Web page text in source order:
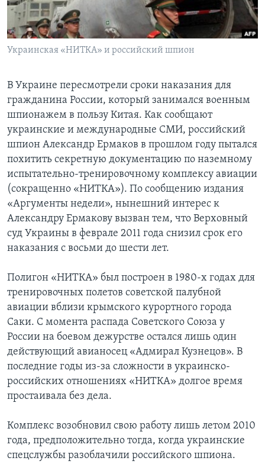
Learning English
СОЦИАЛЬНЫЕ СЕТИ
Языки
Украинская «НИТКА» и российский шпион
В Украине пересмотрели сроки наказания для
гражданина России, который занимался военным
шпионажем в пользу Китая. Как сообщают
украинские и международные СМИ, российский
шпион Александр Ермаков в прошлом году пытался
похитить секретную документацию по наземному
испытательно-тренировочному комплексу авиации
(сокращенно «НИТКА»). По сообщению издания
«Аргументы недели», нынешний интерес к
Александру Ермакову вызван тем, что Верховный
суд Украины в феврале 2011 года снизил срок его
наказания с восьми до шести лет.
Полигон «НИТКА» был построен в 1980-х годах для
тренировочных полетов советской палубной
авиации вблизи крымского курортного города
Саки. С момента распада Советского Союза у
России на боевом дежурстве остался лишь один
действующий авианосец «Адмирал Кузнецов». В
последние годы из-за сложности в украинско-
российских отношениях «НИТКА» долгое время
простаивала без дела.
Комплекс возобновил свою работу лишь летом 2010
года, предположительно тогда, когда украинские
спецслужбы разоблачили российского шпиона.